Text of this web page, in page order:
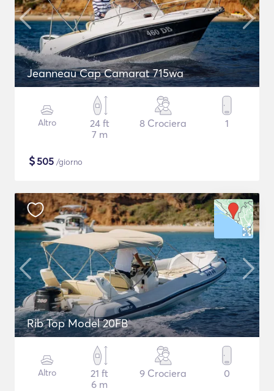
Jeanneau Cap Camarat 715wa
Altro
24 ft
7 m
8 Crociera 1
$505 /giorno
Rib Top Model 20FB
Altro
21 ft
6 m
9 Crociera 0